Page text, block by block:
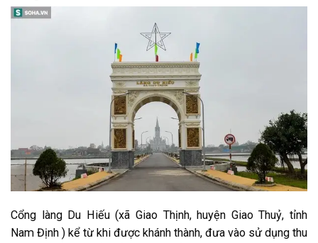
Cổng làng Du Hiếu (xã Giao Thịnh, huyện Giao Thuỷ, tỉnh
Nam Định ) kể từ khi được khánh thành, đưa vào sử dụng thu